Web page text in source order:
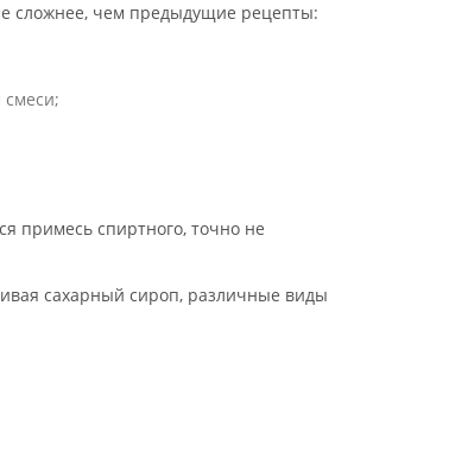
сложнее, чем предыдущие рецепты:
смеси;
примесь спиртного, точно не
сахарный сироп, различные виды